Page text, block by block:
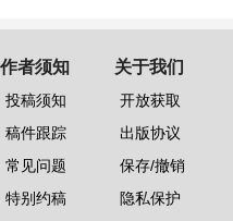
作者须知
投稿须知
稿件跟踪
常见问题
特别约稿
关于我们
开放获取
出版协议
保存/撤销
隐私保护